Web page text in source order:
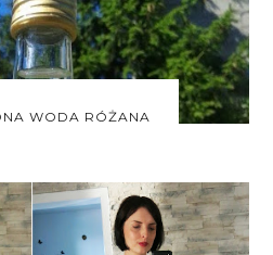
WODA RÓŻANA